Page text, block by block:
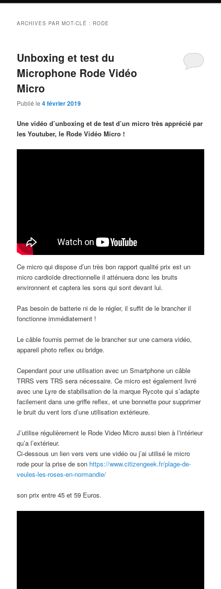
ARCHIVES PAR MOT-CLÉ : RODE
Unboxing et test du
Microphone Rode Vidéo
Micro
Publié le4 février 2019
Une vidéo d’unboxing et de test d’un micro très apprécié par
les Youtuber, le Rode Vidéo Micro !
Ce micro qui dispose d’un très bon rapport qualité prix est un
micro cardioïde directionnelle il atténuera donc les bruits
environnent et captera les sons qui sont devant lui.
Pas besoin de batterie ni de le régler, il suffit de le brancher il
fonctionne immédiatement !
Le câble fournis permet de le brancher sur une camera vidéo,
appareil photo reflex ou bridge.
Cependant pour une utilisation avec un Smartphone un câble
TRRS vers TRS sera nécessaire. Ce micro est également livré
avec une Lyre de stabilisation de la marque Rycote qui s’adapte
facilement dans une griffe reflex, et une bonnette pour supprimer
le bruit du vent lors d’une utilisation extérieure.
J’utilise régulièrement le Rode Video Micro aussi bien à l’intérieur
qu’a l’extérieur.
Ci-dessous un lien vers vers une vidéo ou j’ai utilisé le micro
rode pour la prise de son https://www.citizengeek.fr/plage-de-
veules-les-roses-en-normandie/
son prix entre 45 et 59 Euros.